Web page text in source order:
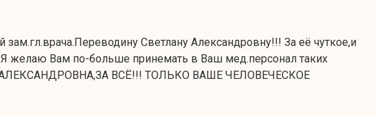
Светлану Александровну!!! За её чуткое,и
желаю Вам по-больше принемать в Ваш мед.персонал таких
ВСЁ!!! ТОЛЬКО ВАШЕ ЧЕЛОВЕЧЕСКОЕ